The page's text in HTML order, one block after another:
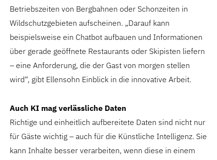
Betriebszeiten von Bergbahnen oder Schonzeiten in
Wildschutzgebieten aufscheinen. „Darauf kann
beispielsweise ein Chatbot aufbauen und Informationen
über gerade geöffnete Restaurants oder Skipisten liefern
– eine Anforderung, die der Gast von morgen stellen
wird“, gibt Ellensohn Einblick in die innovative Arbeit.
Auch KI mag verlässliche Daten
Richtige und einheitlich aufbereitete Daten sind nicht nur
für Gäste wichtig – auch für die Künstliche Intelligenz. Sie
kann Inhalte besser verarbeiten, wenn diese in einem